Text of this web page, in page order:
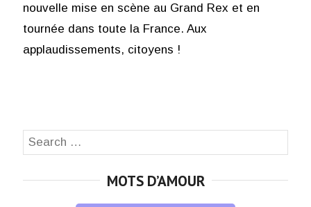
nouvelle mise en scène au Grand Rex et en
tournée dans toute la France. Aux
applaudissements, citoyens !
Search
MOTS D’AMOUR